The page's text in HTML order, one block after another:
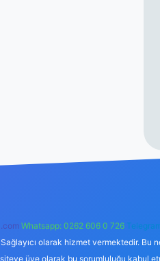
Whatsapp: 0262 606 0 726
olarak hizmet vermektedir.
üye olarak bu sorumluluğu kabul